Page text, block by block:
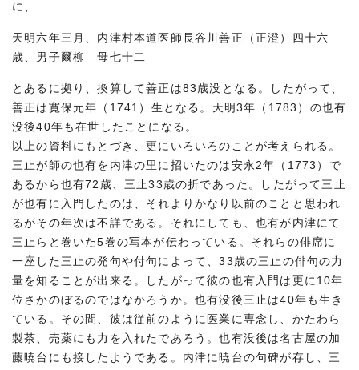
に、
天明六年三月、内津村本道医師長谷川善正（正澄）四十六
歳、男子爾柳 母七十二
とあるに拠り、換算して善正は83歳没となる。したがって、
善正は寛保元年（1741）生となる。天明3年（1783）の也有
没後40年も在世したことになる。
以上の資料にもとづき、更にいろいろのことが考えられる。
三止が師の也有を内津の里に招いたのは安永2年（1773）で
あるから也有72歳、三止33歳の折であった。したがって三止
が也有に入門したのは、それよりかなり以前のことと思われ
るがその年次は不詳である。それにしても、也有が内津にて
三止らと巻いた5巻の写本が伝わっている。それらの俳席に
一座した三止の発句や付句によって、33歳の三止の俳句の力
量を知ることが出来る。したがって彼の也有入門は更に10年
位さかのぼるのではなかろうか。也有没後三止は40年も生き
ている。その間、彼は従前のように医業に専念し、かたわら
製茶、売薬にも力を入れたであろう。也有没後は名古屋の加
藤暁台にも接したようである。内津に暁台の句碑が存し、三